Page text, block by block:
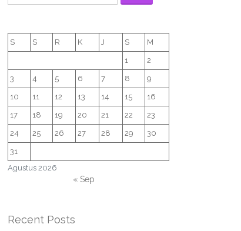
Agustus 2026
S S R K J S M
1 2
3 4 5 6 7 8 9
10 11 12 13 14 15 16
17 18 19 20 21 22 23
24 25 26 27 28 29 30
31
« Sep
Recent Posts